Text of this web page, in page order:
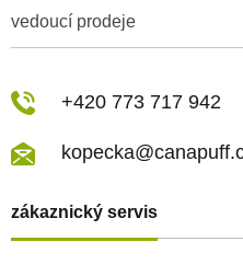
zákaznický servis
vedoucí prodeje
+420 773 717 942